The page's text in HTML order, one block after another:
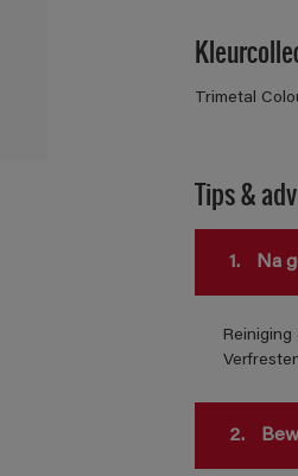
Trimetal
Tips &
1. Na
2.